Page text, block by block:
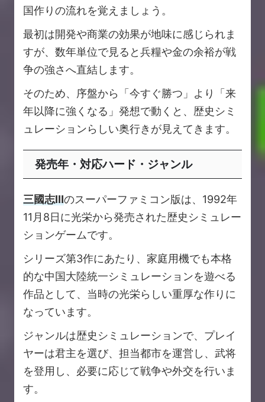
国作りの流れを覚えましょう。
最初は開発や商業の効果が地味に感じられま
すが、数年単位で見ると兵糧や金の余裕が戦
争の強さへ直結します。
そのため、序盤から「今すぐ勝つ」より「来
年以降に強くなる」発想で動くと、歴史シミ
ュレーションらしい奥行きが見えてきます。
発売年・対応ハード・ジャンル
三國志Ⅲのスーパーファミコン版は、1992年
11月8日に光栄から発売された歴史シミュレー
ションゲームです。
シリーズ第3作にあたり、家庭用機でも本格
的な中国大陸統一シミュレーションを遊べる
作品として、当時の光栄らしい重厚な作りに
なっています。
ジャンルは歴史シミュレーションで、プレイ
ヤーは君主を選び、担当都市を運営し、武将
を登用し、必要に応じて戦争や外交を行いま
す。